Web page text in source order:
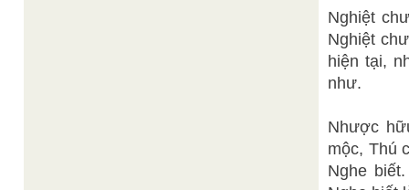
Nghiệt
Nghiệt
hiện tại,
như.
Nhược
mộc, Thú
Nghe